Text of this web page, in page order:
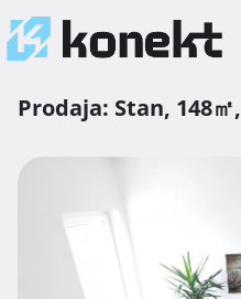
Prodaja: Stan, 148㎡,